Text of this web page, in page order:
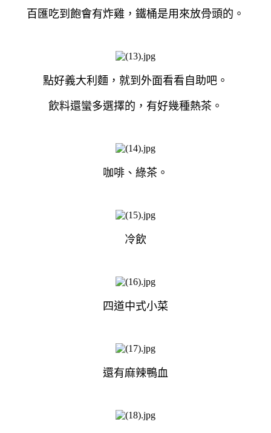
百匯吃到飽會有炸雞，鐵桶是用來放骨頭的。
點好義大利麵，就到外面看看自助吧。
飲料還蠻多選擇的，有好幾種熱茶。
咖啡、綠茶。
冷飲
四道中式小菜
還有麻辣鴨血